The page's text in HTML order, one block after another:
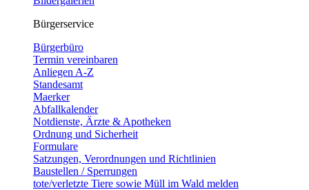
Bürgerservice
Bürgerbüro
Termin vereinbaren
Anliegen A-Z
Standesamt
Maerker
Abfallkalender
Notdienste, Ärzte & Apotheken
Ordnung und Sicherheit
Formulare
Satzungen, Verordnungen und Richtlinien
Baustellen / Sperrungen
tote/verletzte Tiere sowie Müll im Wald melden